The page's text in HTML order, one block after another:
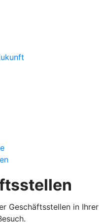
Geschäftsstellen in Ihrer